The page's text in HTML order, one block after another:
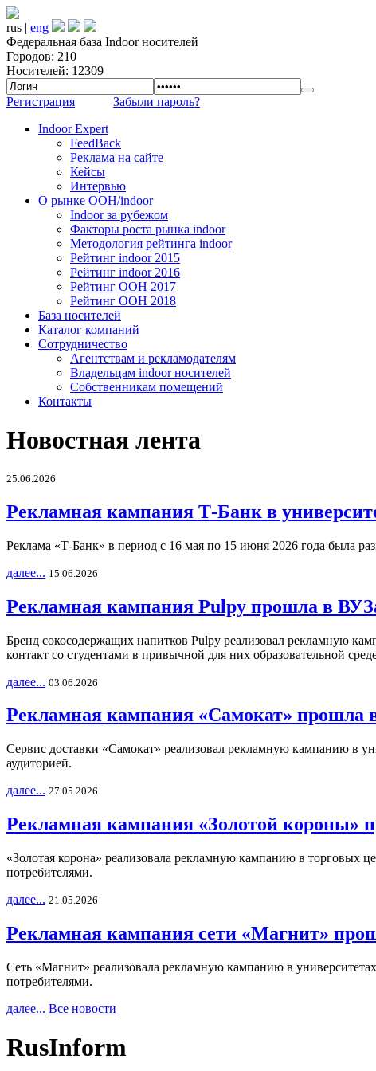
rus | eng
Федеральная база Indoor носителей
Городов: 210
Носителей: 12309
Регистрация
Забыли пароль?
Indoor Expert
FeedBack
Реклама на сайте
Кейсы
Интервью
О рынке OOH/indoor
Indoor за рубежом
Факторы роста рынка indoor
Методология рейтинга indoor
Рейтинг indoor 2015
Рейтинг indoor 2016
Рейтинг OOH 2017
Рейтинг OOH 2018
База носителей
Каталог компаний
Сотрудничество
Агентствам и рекламодателям
Владельцам indoor носителей
Собственникам помещений
Контакты
Новостная лента
25.06.2026
Рекламная кампания Т-Банк в
Реклама «Т-Банк» в период с 16 мая по 15 июня 2026 года была
далее... 15.06.2026
Рекламная кампания Pulpy прошла в
Бренд сокосодержащих напитков Pulpy реализовал рекламную
контакт со студентами в привычной для них образовательной
далее... 03.06.2026
Рекламная кампания «Самокат» прошла
Сервис доставки «Самокат» реализовал рекламную кампанию в
аудиторией.
далее... 27.05.2026
Рекламная кампания «Золотой короны»
«Золотая корона» реализовала рекламную кампанию в торговых
потребителями.
далее... 21.05.2026
Рекламная кампания сети «Магнит»
Сеть «Магнит» реализовала рекламную кампанию в
потребителями.
далее... Все новости
RusInform